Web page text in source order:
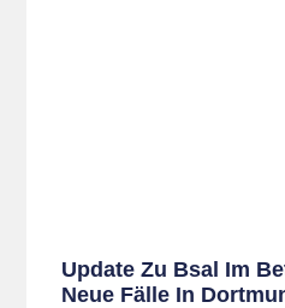
Update Zu Bsal Im
Neue Fälle In